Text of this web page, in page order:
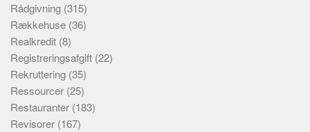
Rådgivning (315)
Rækkehuse (36)
Realkredit (8)
Registreringsafgift (22)
Rekruttering (35)
Ressourcer (25)
Restauranter (183)
Revisorer (167)